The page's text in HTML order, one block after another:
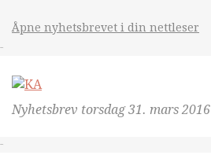
Åpne nyhetsbrevet i din nettleser
Nyhetsbrev torsdag 31. mars 2016